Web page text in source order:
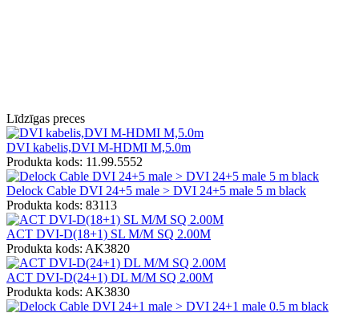
Līdzīgas preces
DVI kabelis,DVI M-HDMI M,5.0m
Produkta kods: 11.99.5552
Delock Cable DVI 24+5 male > DVI 24+5 male 5 m black
Produkta kods: 83113
ACT DVI-D(18+1) SL M/M SQ 2.00M
Produkta kods: AK3820
ACT DVI-D(24+1) DL M/M SQ 2.00M
Produkta kods: AK3830